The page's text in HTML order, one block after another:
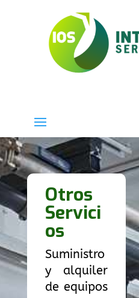
Otros
Servici
os
Suministro
y alquiler
de equipos